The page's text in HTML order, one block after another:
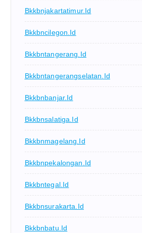
Bkkbnjakartatimur.id
Bkkbncilegon.id
Bkkbntangerang.id
Bkkbntangerangselatan.id
Bkkbnbanjar.id
Bkkbnsalatiga.id
Bkkbnmagelang.id
Bkkbnpekalongan.id
Bkkbntegal.id
Bkkbnsurakarta.id
Bkkbnbatu.id